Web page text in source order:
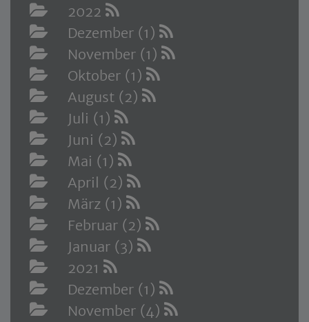
2022
Dezember (1)
November (1)
Oktober (1)
August (2)
Juli (1)
Juni (2)
Mai (1)
April (2)
März (1)
Februar (2)
Januar (3)
2021
Dezember (1)
November (4)